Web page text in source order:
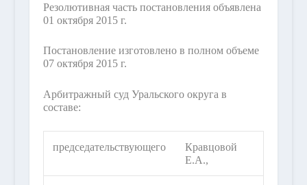
Резолютивная часть постановления объявлена
01 октября 2015 г.
Постановление изготовлено в полном объеме
07 октября 2015 г.
Арбитражный суд Уральского округа в
составе:
председательствующего
Кравцовой
Е.А.,